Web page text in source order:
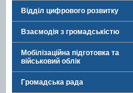
Відділ цифрового розвитку
Взаємодія з громадськістю
Мобілізаційна підготовка та
військовий облік
Громадська рада